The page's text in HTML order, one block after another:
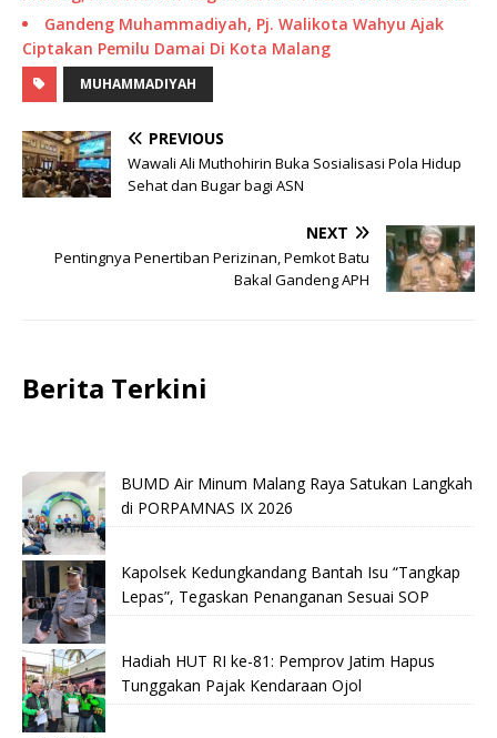
Gandeng Muhammadiyah, Pj. Walikota Wahyu Ajak
Ciptakan Pemilu Damai Di Kota Malang
MUHAMMADIYAH
PREVIOUS
Wawali Ali Muthohirin Buka Sosialisasi Pola Hidup
Sehat dan Bugar bagi ASN
NEXT
Pentingnya Penertiban Perizinan, Pemkot Batu
Bakal Gandeng APH
Berita Terkini
BUMD Air Minum Malang Raya Satukan Langkah
di PORPAMNAS IX 2026
Kapolsek Kedungkandang Bantah Isu “Tangkap
Lepas”, Tegaskan Penanganan Sesuai SOP
Hadiah HUT RI ke-81: Pemprov Jatim Hapus
Tunggakan Pajak Kendaraan Ojol